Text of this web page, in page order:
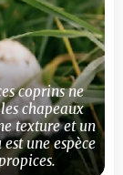
coprins ne
chapeaux
texture et un
une espèce